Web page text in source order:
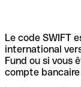
Le code SWIFT
international
Fund ou si vous
compte